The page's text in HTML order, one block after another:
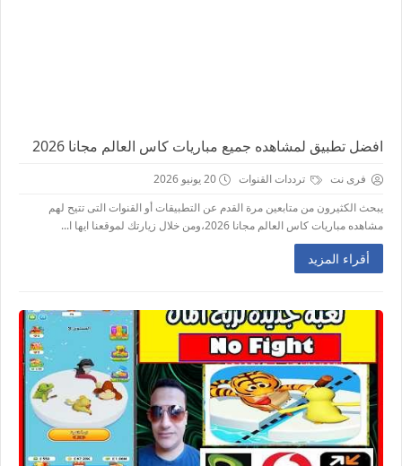
افضل تطبيق لمشاهده جميع مباريات كاس العالم مجانا 2026
فرى نت ترددات القنوات
20 يونيو 2026
يبحث الكثيرون من متابعين مرة القدم عن التطبيقات أو القنوات التى تتيح لهم
مشاهده مباريات كاس العالم مجانا 2026،ومن خلال زيارتك لموقعنا ايها ا...
أقراء المزيد